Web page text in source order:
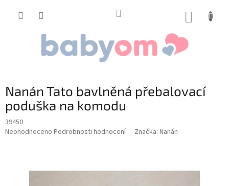
Nanán Tato bavlněná přebalovací
poduška na komodu
39450
Průměrné
Neohodnoceno Podrobnosti hodnocení Značka: Nanán